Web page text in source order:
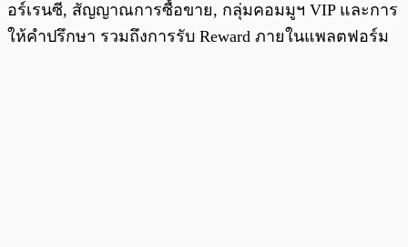
อร์เรนซี, สัญญาณการซื้อขาย, กลุ่มคอมมูฯ VIP และการ
ให้คำปรึกษา รวมถึงการรับ Reward ภายในแพลตฟอร์ม